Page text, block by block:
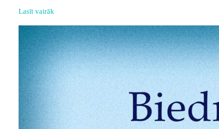
Lasīt vairāk